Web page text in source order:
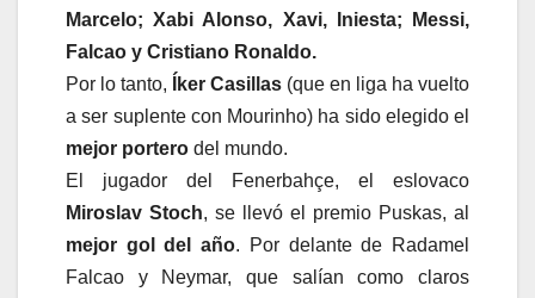
Marcelo; Xabi Alonso, Xavi, Iniesta; Messi,
Falcao y Cristiano Ronaldo.
Por lo tanto,
Íker Casillas (que en liga ha vuelto
a ser suplente con Mourinho) ha sido elegido el
mejor portero del mundo.
El jugador del Fenerbahçe, el eslovaco
Miroslav Stoch, se llevó el premio Puskas, al
mejor gol del año. Por delante de Radamel
Falcao y Neymar, que salían como claros